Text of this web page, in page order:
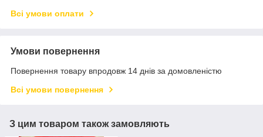
Всі умови оплати
Умови повернення
Повернення товару впродовж 14 днів за домовленістю
Всі умови повернення
З цим товаром також замовляють